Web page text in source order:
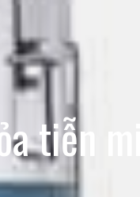
tiễn